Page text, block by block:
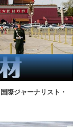
際ジャーナリスト・